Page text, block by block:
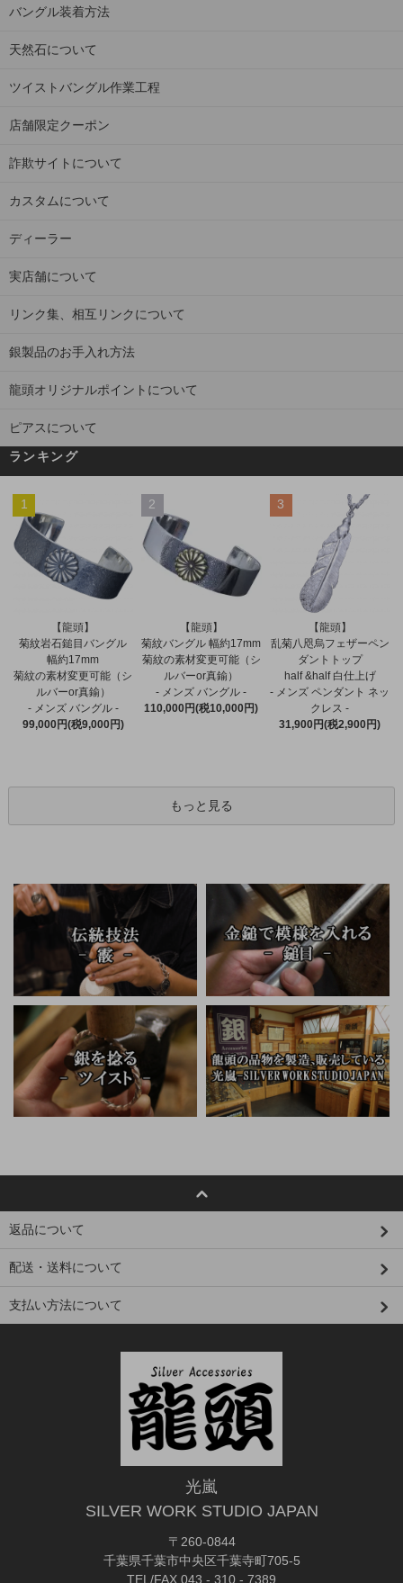
バングル装着方法
天然石について
ツイストバングル作業工程
店舗限定クーポン
詐欺サイトについて
カスタムについて
ディーラー
実店舗について
リンク集、相互リンクについて
銀製品のお手入れ方法
龍頭オリジナルポイントについて
ピアスについて
ランキング
1
【龍頭】
菊紋岩石鎚目バングル
幅約17mm
菊紋の素材変更可能（シ
ルバーor真鍮）
- メンズ バングル -
99,000円(税9,000円)
2
【龍頭】
菊紋バングル 幅約17mm
菊紋の素材変更可能（シ
ルバーor真鍮）
- メンズ バングル -
110,000円(税10,000円)
3
【龍頭】
乱菊八咫烏フェザーペン
ダントトップ
half &half 白仕上げ
- メンズ ペンダント ネッ
クレス -
31,900円(税2,900円)
もっと見る
返品について
配送・送料について
支払い方法について
光嵐
SILVER WORK STUDIO JAPAN
〒260-0844
千葉県千葉市中央区千葉寺町705-5
TEL/FAX.043 - 310 - 7389